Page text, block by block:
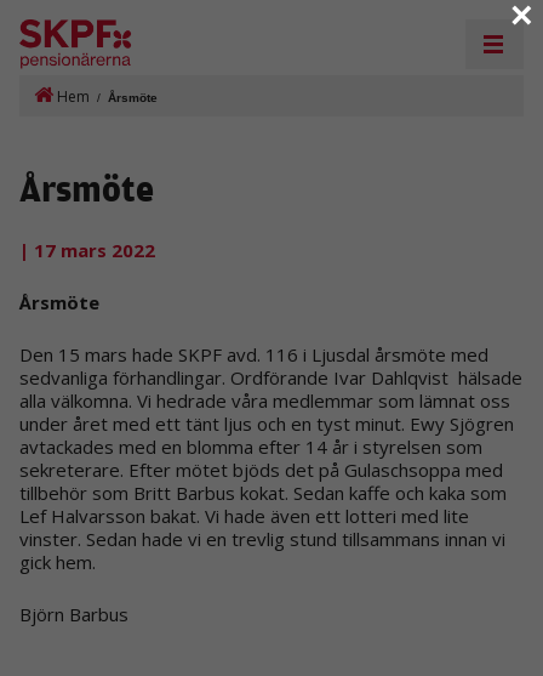
Hem / Årsmöte
Årsmöte
| 17 mars 2022
Årsmöte
Den 15 mars hade SKPF avd. 116 i Ljusdal årsmöte med
sedvanliga förhandlingar. Ordförande Ivar Dahlqvist hälsade
alla välkomna. Vi hedrade våra medlemmar som lämnat oss
under året med ett tänt ljus och en tyst minut. Ewy Sjögren
avtackades med en blomma efter 14 år i styrelsen som
sekreterare. Efter mötet bjöds det på Gulaschsoppa med
tillbehör som Britt Barbus kokat. Sedan kaffe och kaka som
Lef Halvarsson bakat. Vi hade även ett lotteri med lite
vinster. Sedan hade vi en trevlig stund tillsammans innan vi
gick hem.
Björn Barbus
×